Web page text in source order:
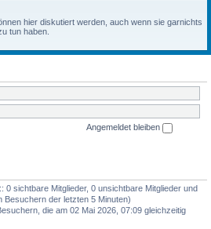
hier diskutiert werden, auch wenn sie garnichts
tun haben.
Angemeldet bleiben
0 sichtbare Mitglieder, 0 unsichtbare Mitglieder und
Besuchern der letzten 5 Minuten)
die am 02 Mai 2026, 07:09 gleichzeitig